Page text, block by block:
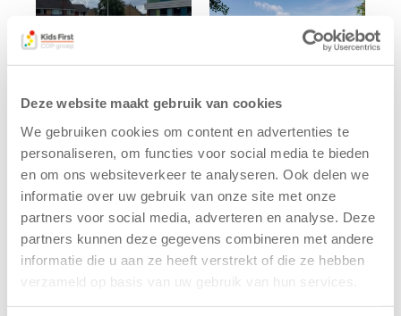
Deze website maakt gebruik van cookies
We gebruiken cookies om content en advertenties te
personaliseren, om functies voor social media te bieden
en om ons websiteverkeer te analyseren. Ook delen we
informatie over uw gebruik van onze site met onze
partners voor social media, adverteren en analyse. Deze
partners kunnen deze gegevens combineren met andere
informatie die u aan ze heeft verstrekt of die ze hebben
verzameld op basis van uw gebruik van hun services.
Kinderen BSO
De
Westerburcht
trainen alvast
voor Kids First
Mini 4 Mijl
7 augustus 2026
Kids First
tekent
koopcontract
voor nieuw
kindcentrum in
wijk Wiarda in
Leeuwarden
11 juni 2026